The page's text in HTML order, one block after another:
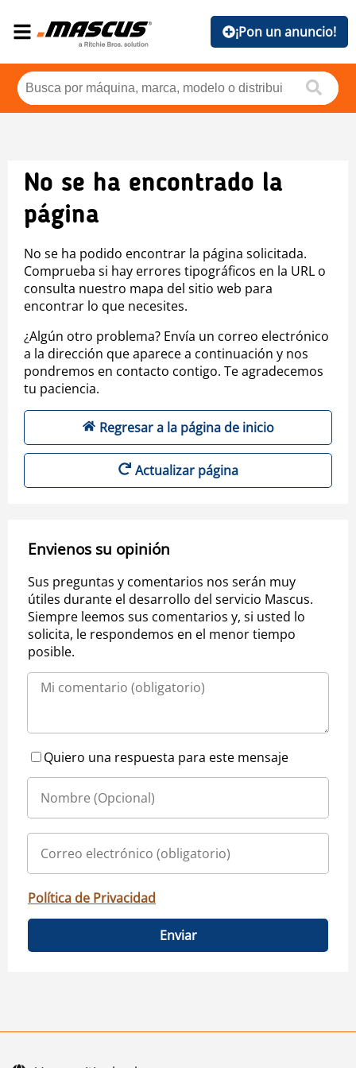
¡Pon un anuncio!
No se ha encontrado la
página
No se ha podido encontrar la página solicitada.
Comprueba si hay errores tipográficos en la URL o
consulta nuestro mapa del sitio web para
encontrar lo que necesites.
¿Algún otro problema? Envía un correo electrónico
a la dirección que aparece a continuación y nos
pondremos en contacto contigo. Te agradecemos
tu paciencia.
Regresar a la página de inicio
Actualizar página
Envienos su opinión
Sus preguntas y comentarios nos serán muy
útiles durante el desarrollo del servicio Mascus.
Siempre leemos sus comentarios y, si usted lo
solicita, le respondemos en el menor tiempo
posible.
Quiero una respuesta para este mensaje
Política de Privacidad
Enviar